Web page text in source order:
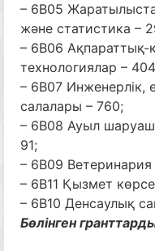
– 6B05
және статистика –
– 6B06
технологиялар –
– 6B07
салалары – 760;
– 6B08 Ауыл
91;
– 6B09 Ветеринария
– 6B11 Қызмет
– 6В10 Денсаулық
Бөлінген